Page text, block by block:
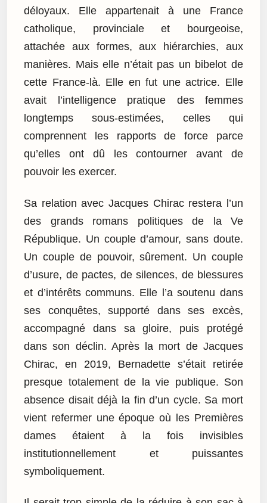
déloyaux. Elle appartenait à une France
catholique, provinciale et bourgeoise,
attachée aux formes, aux hiérarchies, aux
manières. Mais elle n’était pas un bibelot de
cette France-là. Elle en fut une actrice. Elle
avait l’intelligence pratique des femmes
longtemps sous-estimées, celles qui
comprennent les rapports de force parce
qu’elles ont dû les contourner avant de
pouvoir les exercer.
Sa relation avec Jacques Chirac restera l’un
des grands romans politiques de la Ve
République. Un couple d’amour, sans doute.
Un couple de pouvoir, sûrement. Un couple
d’usure, de pactes, de silences, de blessures
et d’intérêts communs. Elle l’a soutenu dans
ses conquêtes, supporté dans ses excès,
accompagné dans sa gloire, puis protégé
dans son déclin. Après la mort de Jacques
Chirac, en 2019, Bernadette s’était retirée
presque totalement de la vie publique. Son
absence disait déjà la fin d’un cycle. Sa mort
vient refermer une époque où les Premières
dames étaient à la fois invisibles
institutionnellement et puissantes
symboliquement.